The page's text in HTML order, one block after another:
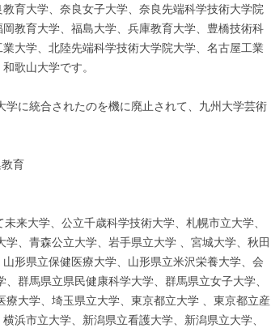
育大学、奈良女子大学、奈良先端科学技術大学院
教育大学、福島大学、兵庫教育大学、豊橋技術科
大学、北陸先端科学技術大学院大学、名古屋工業
歌山大学です。
に統合されたのを機に廃止されて、九州大学芸術
育
来大学、公立千歳科学技術大学、札幌市立大学、
、青森公立大学、岩手県立大学 、宮城大学、秋田
形県立保健医療大学、山形県立米沢栄養大学、会
群馬県立県民健康科学大学、群馬県立女子大学、
大学、埼玉県立大学、東京都立大学 、東京都立産
浜市立大学、新潟県立看護大学、新潟県立大学、